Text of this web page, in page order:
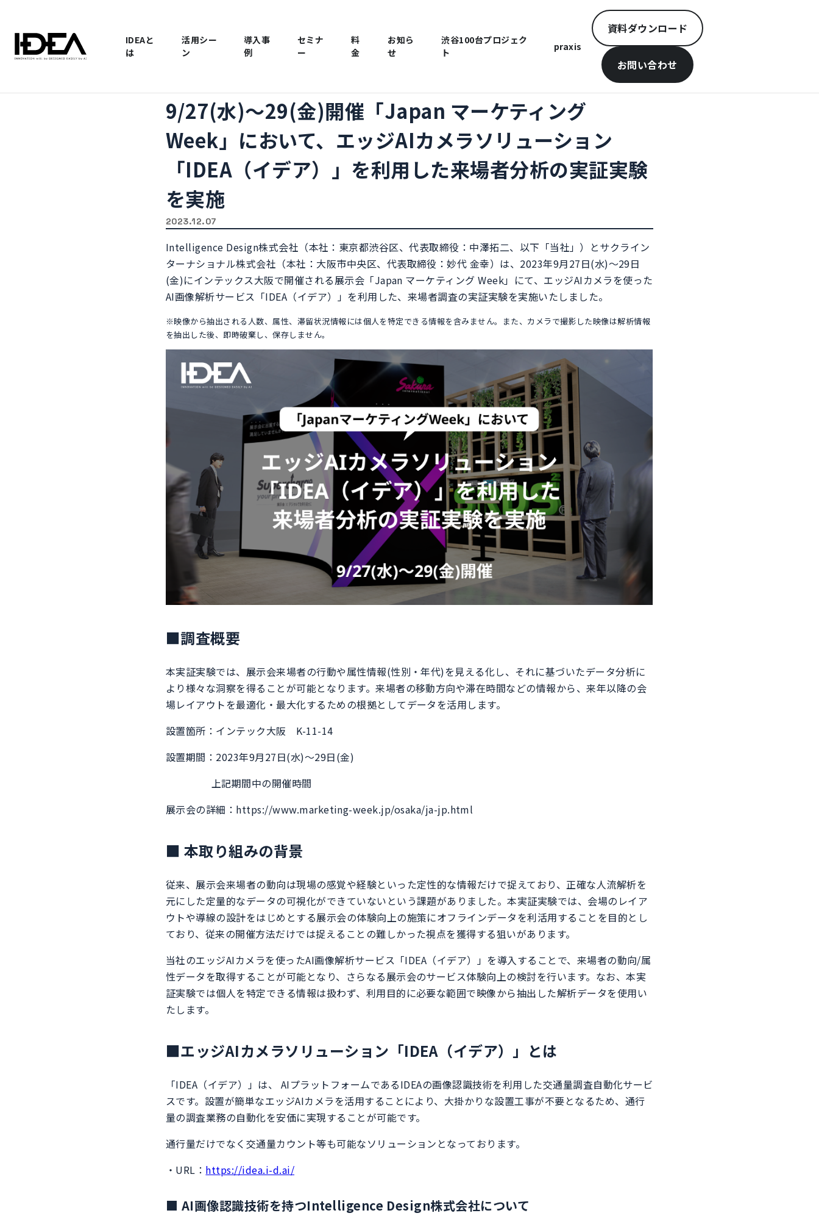
IDEAと
は
活用シー
ン
導入事
例
セミナ
ー
料
金
お知ら
せ
渋谷100台プロジェク
ト
praxis
資料ダウンロード
お問い合わせ
9/27(水)～29(金)開催「Japan マーケティング
Week」において、エッジAIカメラソリューション
「IDEA（イデア）」を利用した来場者分析の実証実験
を実施
2023.12.07
Intelligence Design株式会社（本社：東京都渋谷区、代表取締役：中澤拓二、以下「当社」）とサクライン
ターナショナル株式会社（本社：大阪市中央区、代表取締役：妙代 金幸）は、2023年9月27日(水)～29日
(金)にインテックス大阪で開催される展示会「Japan マーケティング Week」にて、エッジAIカメラを使った
AI画像解析サービス「IDEA（イデア）」を利用した、来場者調査の実証実験を実施いたしました。
※映像から抽出される人数、属性、滞留状況情報には個人を特定できる情報を含みません。また、カメラで撮影した映像は解析情報
を抽出した後、即時破棄し、保存しません。
■調査概要
本実証実験では、展示会来場者の行動や属性情報(性別・年代)を見える化し、それに基づいたデータ分析に
より様々な洞察を得ることが可能となります。来場者の移動方向や滞在時間などの情報から、来年以降の会
場レイアウトを最適化・最大化するための根拠としてデータを活用します。
設置箇所：インテック大阪 K-11-14
設置期間：2023年9月27日(水)～29日(金)
上記期間中の開催時間
​​展示会の詳細：https://www.marketing-week.jp/osaka/ja-jp.html
■ 本取り組みの背景
従来、展示会来場者の動向は現場の感覚や経験といった定性的な情報だけで捉えており、正確な人流解析を
元にした定量的なデータの可視化ができていないという課題がありました。本実証実験では、会場のレイア
ウトや導線の設計をはじめとする展示会の体験向上の施策にオフラインデータを利活用することを目的とし
ており、従来の開催方法だけでは捉えることの難しかった視点を獲得する狙いがあります。
当社のエッジAIカメラを使ったAI画像解析サービス「IDEA（イデア）」を導入することで、来場者の動向/属
性データを取得することが可能となり、さらなる展示会のサービス体験向上の検討を行います。なお、本実
証実験では個人を特定できる情報は扱わず、利用目的に必要な範囲で映像から抽出した解析データを使用い
たします。
■エッジAIカメラソリューション「IDEA（イデア）」とは
「IDEA（イデア）」は、 AIプラットフォームであるIDEAの画像認識技術を利用した交通量調査自動化サービ
スです。設置が簡単なエッジAIカメラを活用することにより、大掛かりな設置工事が不要となるため、通行
量の調査業務の自動化を安価に実現することが可能です。
通行量だけでなく交通量カウント等も可能なソリューションとなっております。
・URL： https://idea.i-d.ai/
■ AI画像認識技術を持つIntelligence Design株式会社について